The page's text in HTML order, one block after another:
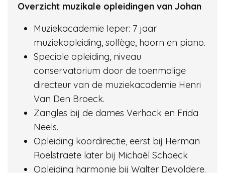
Overzicht muzikale opleidingen van Johan
Muziekacademie Ieper: 7 jaar
muziekopleiding, solfège, hoorn en piano.
Speciale opleiding, niveau
conservatorium door de toenmalige
directeur van de muziekacademie Henri
Van Den Broeck.
Zangles bij de dames Verhack en Frida
Neels.
Opleiding koordirectie, eerst bij Herman
Roelstraete later bij Michaël Schaeck
Opleiding harmonie bij Walter Devoldere.